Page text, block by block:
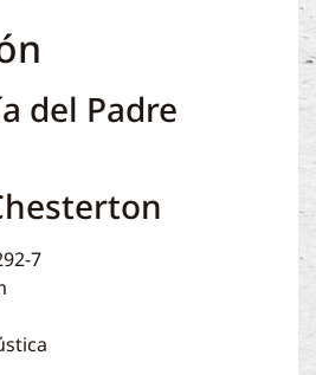
del Padre
7